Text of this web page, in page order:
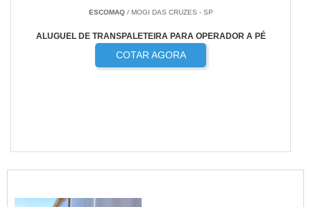
ESCOMAQ/ MOGI DAS CRUZES - SP
ALUGUEL DE TRANSPALETEIRA PARA OPERADOR A PÉ
COTAR AGORA